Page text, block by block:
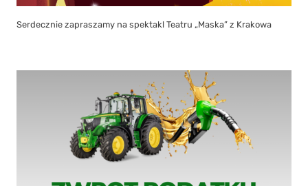
Serdecznie zapraszamy na spektakl Teatru „Maska” z Krakowa